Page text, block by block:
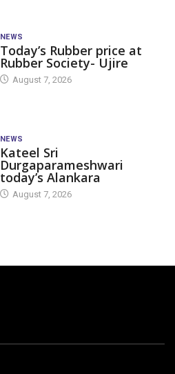
NEWS
Today’s Rubber price at
Rubber Society- Ujire
August 7, 2026
NEWS
Kateel Sri
Durgaparameshwari
today’s Alankara
August 7, 2026